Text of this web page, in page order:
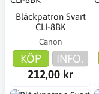
Bläckpatron Svart
CLI-8BK
Canon
KÖP
INFO.
212,00 kr